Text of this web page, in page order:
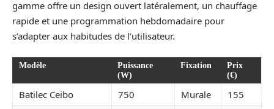
gamme offre un design ouvert latéralement, un chauffage
rapide et une programmation hebdomadaire pour
s’adapter aux habitudes de l’utilisateur.
Modèle
Puissance
(W)
Fixation
Prix
(€)
Batilec Ceibo 750 Murale
155